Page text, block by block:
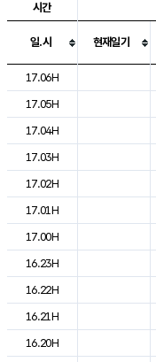
도시별 기상실황표로 지
시간
일.시 현재일기
17.06H
17.05H
17.04H
17.03H
17.02H
17.01H
17.00H
16.23H
16.22H
16.21H
16.20H